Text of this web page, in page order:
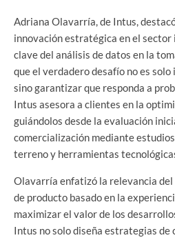
Adriana Olavarría, de Intus,
innovación estratégica en el
clave del análisis de datos en la
que el verdadero desafío no es
sino garantizar que responda a
Intus asesora a clientes en la
guiándolos desde la evaluación
comercialización mediante
terreno y herramientas
Olavarría enfatizó la relevancia del
de producto basado en la
maximizar el valor de los
Intus no solo diseña estrategias de